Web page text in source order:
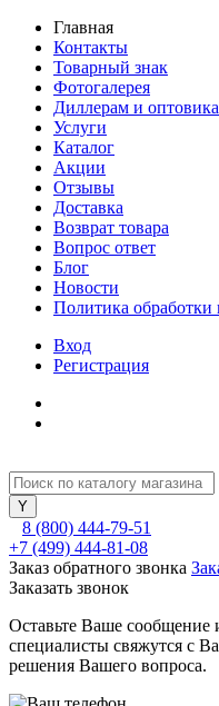
Главная
Контакты
Товарный знак
Фотогалерея
Диллерам и
Услуги
Каталог
Акции
Отзывы
Доставка
Возврат товара
Вопрос ответ
Блог
Новости
Политика
Вход
Регистрация
8 (800) 444-79-51
+7 (499) 444-81-08
Заказ обратного звонка
Заказать звонок
Оставьте Ваше
специалисты свяжутся с
решения Вашего вопроса.